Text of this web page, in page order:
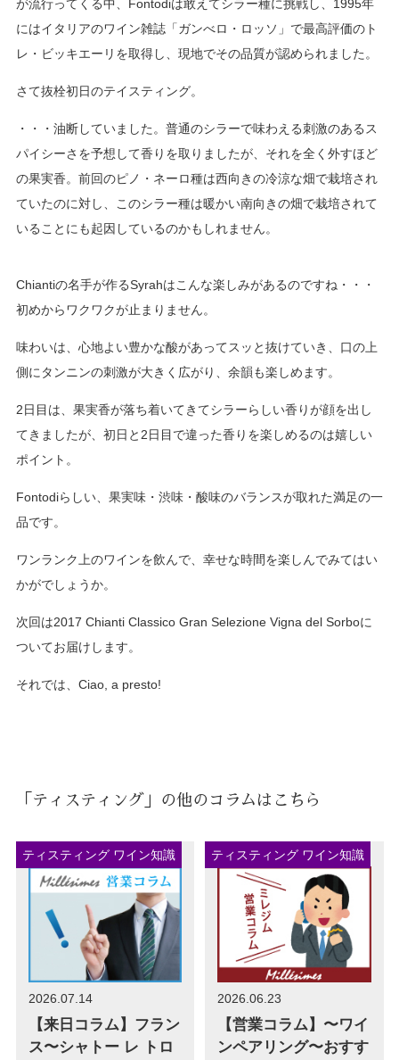
が流行ってくる中、Fontodiは敢えてシラー種に挑戦し、1995年
にはイタリアのワイン雑誌「ガンべロ・ロッソ」で最高評価のト
レ・ビッキエーリを取得し、現地でその品質が認められました。
さて抜栓初日のテイスティング。
・・・油断していました。普通のシラーで味わえる刺激のあるス
パイシーさを予想して香りを取りましたが、それを全く外すほど
の果実香。前回のピノ・ネーロ種は西向きの冷涼な畑で栽培され
ていたのに対し、このシラー種は暖かい南向きの畑で栽培されて
いることにも起因しているのかもしれません。
Chiantiの名手が作るSyrahはこんな楽しみがあるのですね・・・
初めからワクワクが止まりません。
味わいは、心地よい豊かな酸があってスッと抜けていき、口の上
側にタンニンの刺激が大きく広がり、余韻も楽しめます。
2日目は、果実香が落ち着いてきてシラーらしい香りが顔を出し
てきましたが、初日と2日目で違った香りを楽しめるのは嬉しい
ポイント。
Fontodiらしい、果実味・渋味・酸味のバランスが取れた満足の一
品です。
ワンランク上のワインを飲んで、幸せな時間を楽しんでみてはい
かがでしょうか。
次回は2017 Chianti Classico Gran Selezione Vigna del Sorboに
ついてお届けします。
それでは、Ciao, a presto!
「ティスティング」の他のコラムはこちら
ティスティング ワイン知識
2026.07.14
【来日コラム】フラン
ス〜シャトー レ トロ
ティスティング ワイン知識
2026.06.23
【営業コラム】〜ワイ
ンペアリング〜おすす